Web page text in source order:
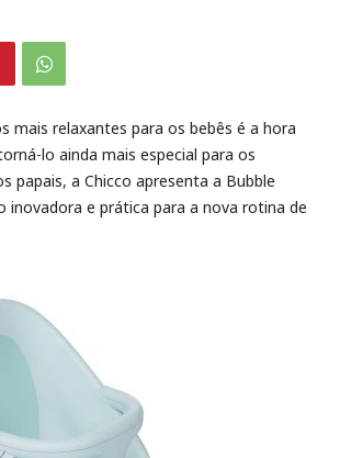
mais relaxantes para os bebês é a hora
lo ainda mais especial para os
papais, a Chicco apresenta a Bubble
inovadora e prática para a nova rotina de